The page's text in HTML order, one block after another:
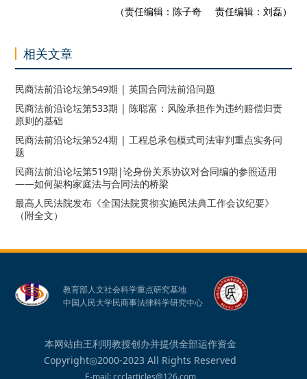
（责任编辑：陈子奇 责任编辑：刘磊）
相关文章
民商法前沿论坛第549期 | 英国合同法前沿问题
民商法前沿论坛第533期 | 陈聪富：风险承担作为违约赔偿归责
原则的基础
民商法前沿论坛第524期 | 工程总承包模式司法审判重点实务问
题
民商法前沿论坛第519期|论身份关系协议对合同编的参照适用
——如何架构家庭法与合同法的桥梁
最高人民法院发布《全国法院贯彻实施民法典工作会议纪要》
（附全文）
教育部人文社会科学重点研究基地
中国人民大学民商事法律科学研究中心
本网站由王利明教授创办并提供全部运作资金
Copyright◎2000-2023 All Rights Reserved
E-mail: ccclarticles@126.com